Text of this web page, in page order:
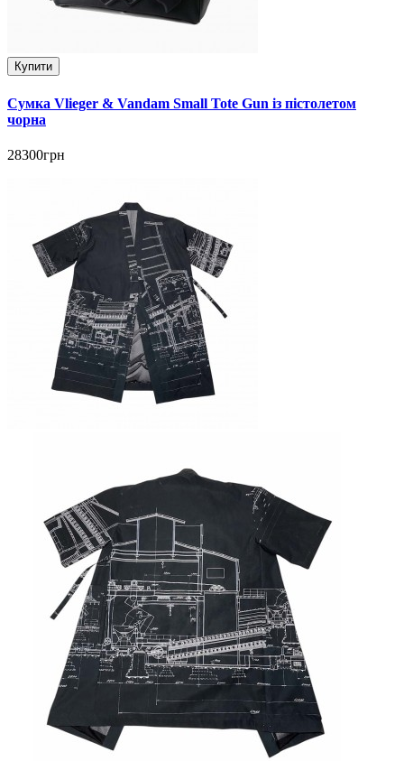
Купити
Сумка Vlieger & Vandam Small Tote Gun із пістолетом
чорна
28300грн